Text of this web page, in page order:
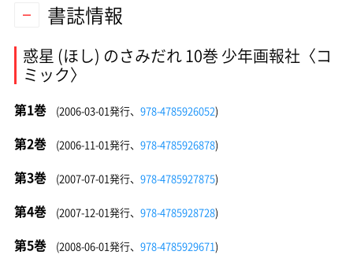
書誌情報
惑星 (ほし) のさみだれ 10巻 少年画報社〈コ
ミック〉
第1巻 (2006-03-01発行、 978-4785926052)
第2巻 (2006-11-01発行、 978-4785926878)
第3巻 (2007-07-01発行、 978-4785927875)
第4巻 (2007-12-01発行、 978-4785928728)
第5巻 (2008-06-01発行、 978-4785929671)